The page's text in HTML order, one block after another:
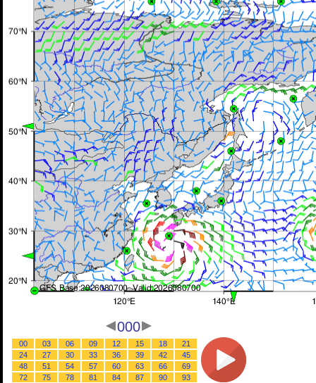
000
00 03 06 09 12 15 18
21
24
27 30 33 36 39 42
45
48
51 54 57 60 63 66
69
72
75 78 81 84 87 90 93